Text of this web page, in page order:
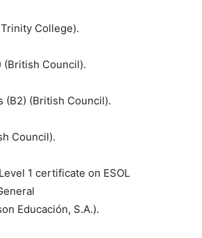
Trinity College).
(British Council).
(B2) (British Council).
Council).
1 certificate on ESOL
Educación, S.A.).